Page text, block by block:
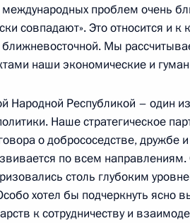
понедельник
секретарем
на совещании с членами
Москва, Кремль
проблем очень
совпадают». Это относится и
Мы
наши экономические и
Народной Республикой – один
Наше стратегическое
о добрососедстве, дружбе и
по всем
столь глубоким
хотел бы подчеркнуть ясно
к сотрудничеству и